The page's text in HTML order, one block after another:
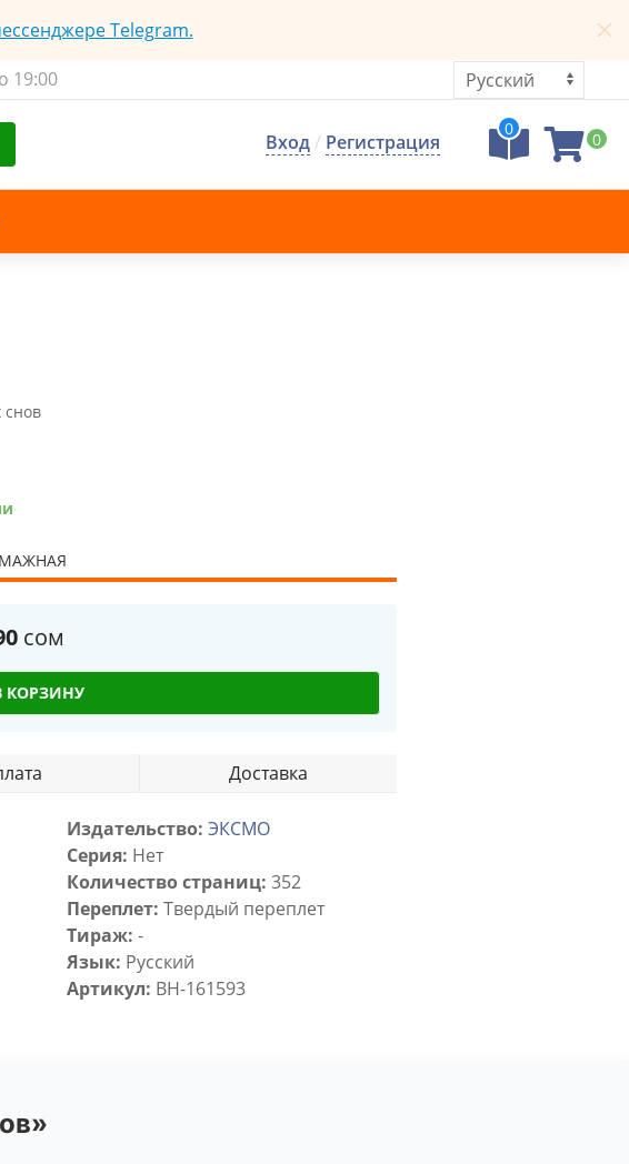
Telegram.
19:00
Вход/ Регистрация
0
0
снов
сом
КОРЗИНУ
Доставка
Издательство: ЭКСМО
Серия: Нет
Количество страниц: 352
Переплет: Твердый переплет
Тираж: -
Язык: Русский
Артикул: BH-161593